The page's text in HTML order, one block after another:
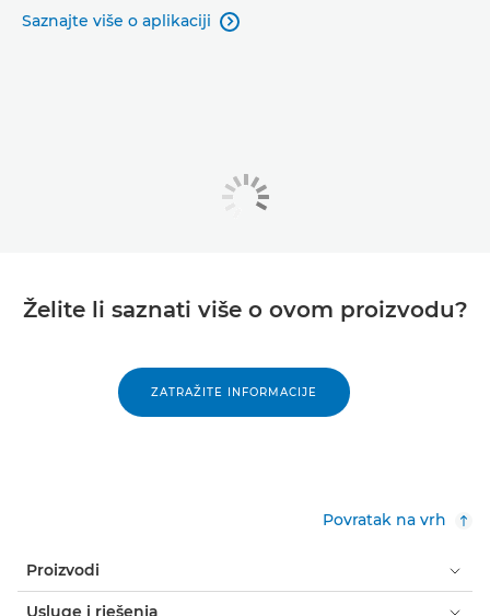
Saznajte više o aplikaciji 
Želite li saznati više o ovom proizvodu?
ZATRAŽITE INFORMACIJE
Povratak na vrh
Proizvodi
Usluge i rješenja